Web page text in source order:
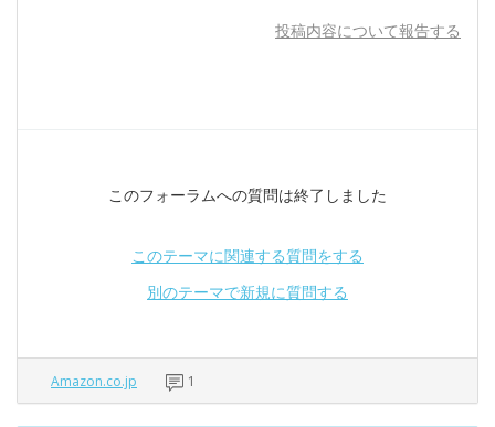
投稿内容について報告する
このフォーラムへの質問は終了しました
このテーマに関連する質問をする
別のテーマで新規に質問する
Amazon.co.jp 1